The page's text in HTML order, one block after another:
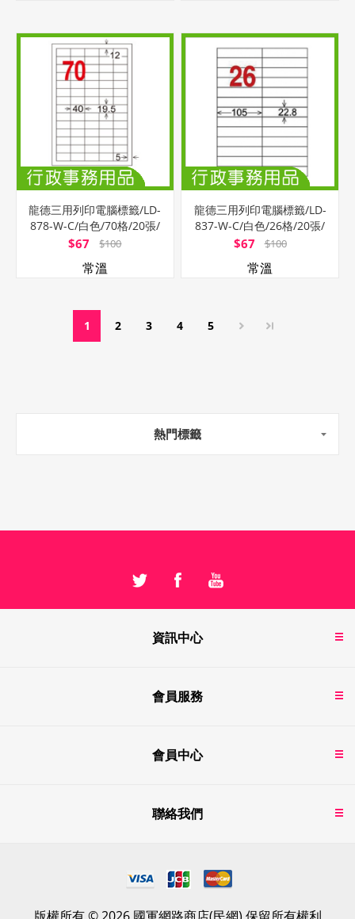
龍德三用列印電腦標籤/LD-
878-W-C/白色/70格/20張/
包
$67 $100
常溫
龍德三用列印電腦標籤/LD-
837-W-C/白色/26格/20張/
包
$67 $100
常溫
1 2 3 4 5
熱門標籤
資訊中心
會員服務
會員中心
聯絡我們